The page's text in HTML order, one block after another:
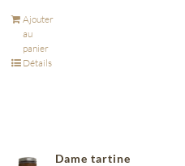
Ajouter
au
panier
Détails
Dame tartine